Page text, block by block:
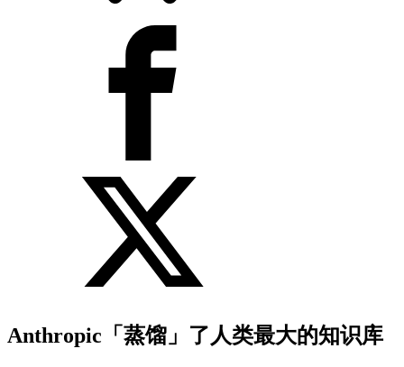
Anthropic「蒸馏」了人类最大的知识库